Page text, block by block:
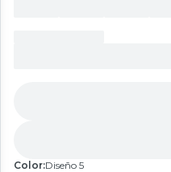
Color:Diseño 5